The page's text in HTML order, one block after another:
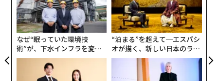
ポケットの中に入れたスマホがブルッと震えたり、通知
音が聞こえたりした気がして確認してみるけれど、着信
もメッセージも、SNSの通知すらもない──そんな経験
はないだろうか。きっと何らかの不具合だろうと考えて
しまいがちだが、たいていの場合はそうではない。これ
こそが幻想振動症候群だ。
なぜ“眠っていた環境技
術”が、下水インフラを変え
たのか──産総研×月島JFE
アクアソリューションの10年
“泊まる”を超えて─エスパシ
オが描く、新しい日本のラグ
ジュアリー（中編）